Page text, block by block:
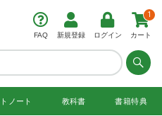
FAQ 新規登録 ログイン カート
1
ノート 教科書 書籍特典